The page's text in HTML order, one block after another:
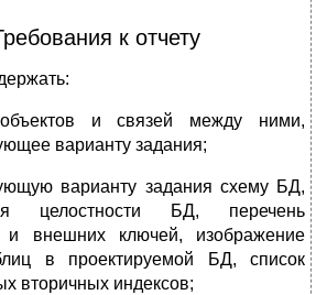
к отчету
и связей между ними,
варианту задания;
варианту задания схему БД,
целостности БД, перечень
и внешних ключей, изображение
в проектируемой БД, список
вторичных индексов;